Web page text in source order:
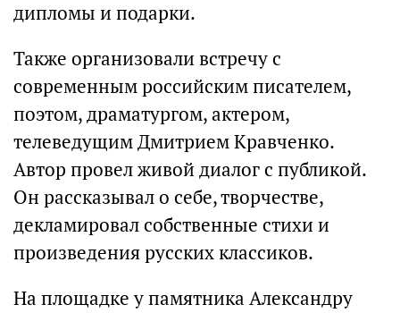
дипломы и подарки.
Также организовали встречу с
современным российским писателем,
поэтом, драматургом, актером,
телеведущим Дмитрием Кравченко.
Автор провел живой диалог с публикой.
Он рассказывал о себе, творчестве,
декламировал собственные стихи и
произведения русских классиков.
На площадке у памятника Александру